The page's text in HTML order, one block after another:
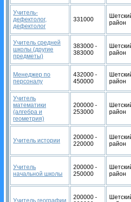
Учитель-
дефектолог,
дефектолог
331000
район
Учитель средней
школы (другие
предметы)
383000 -
383000
район
Менеджер по
персоналу
432000 -
450000
район
Учитель
математики
(алгебра и
геометрия)
200000 -
253000
район
Учитель истории
200000 -
220000
район
Учитель
начальной школы
200000 -
250000
район
Учитель географии
200000 -